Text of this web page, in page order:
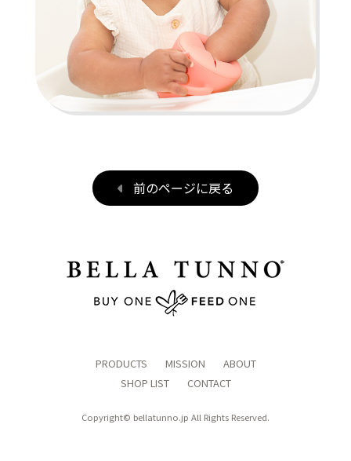
前のページに戻る
PRODUCTS MISSION
ABOUT
SHOP LIST
CONTACT
Copyright© bellatunno.jp All Rights Reserved.